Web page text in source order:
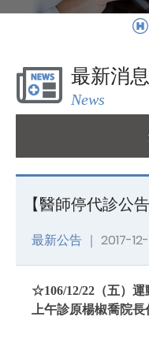
就醫指南
Medical Instruction
衛教專區
Health Education
友善連結
Links
最新消息
News
【醫師停代診公告
最新公告 ｜ 2017-
☆106/12/22（五）運
上午診原楊椒喬院